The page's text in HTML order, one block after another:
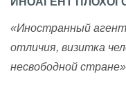
«Иностранный
отличия, визитка
несвободной стране»